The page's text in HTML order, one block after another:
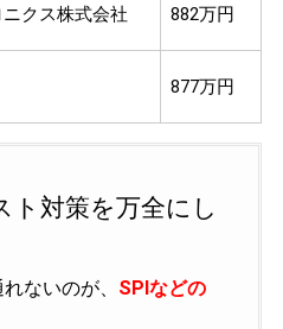
クス株式会社 882万円
877万円
ト対策を万全にし
ないのが、 SPIなどの